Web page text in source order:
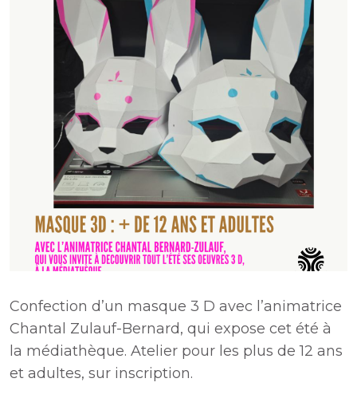
Confection d’un masque 3 D avec l’animatrice
Chantal Zulauf-Bernard, qui expose cet été à
la médiathèque. Atelier pour les plus de 12 ans
et adultes, sur inscription.